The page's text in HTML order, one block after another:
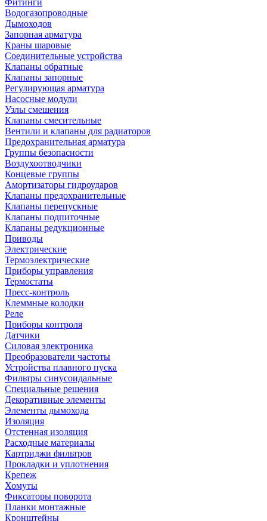
Фитинги
Водогазопроводные
Дымоходов
Запорная арматура
Краны шаровые
Соединительные устройства
Клапаны обратные
Клапаны запорные
Регулирующая арматура
Насосные модули
Узлы смешения
Клапаны смесительные
Вентили и клапаны для радиаторов
Предохранительная арматура
Группы безопасности
Воздухоотводчики
Концевые группы
Амортизаторы гидроударов
Клапаны предохранительные
Клапаны перепускные
Клапаны подпиточные
Клапаны редукционные
Приводы
Электрические
Термоэлектрические
Приборы управления
Термостаты
Пресс-контроль
Клеммные колодки
Реле
Приборы контроля
Датчики
Силовая электроника
Преобразователи частоты
Устройства плавного пуска
Фильтры синусоидальные
Специальные решения
Декоративные элементы
Элементы дымохода
Изоляция
Отстенная изоляция
Расходные материалы
Картриджи фильтров
Прокладки и уплотнения
Крепеж
Хомуты
Фиксаторы поворота
Планки монтажные
Кронштейны